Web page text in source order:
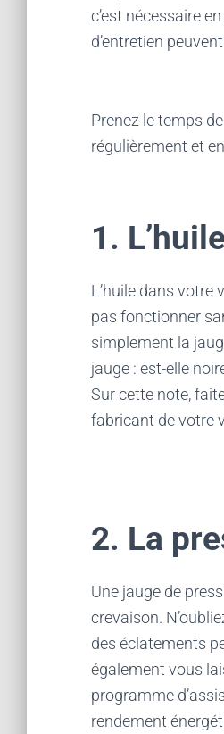
c’est nécessaire
d’entretien
Prenez le temps
régulièrement et
1. L’huile
L’huile dans
pas fonctionner
simplement la
jauge : est-elle
Sur cette note,
fabricant de votre
2. La
Une jauge de
crevaison.
des éclatements
également vous
programme
rendement